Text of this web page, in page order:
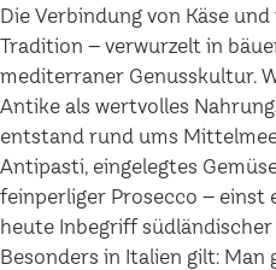
Die Verbindung von Käse
Tradition – verwurzelt in
mediterraner Genusskultur.
Antike als wertvolles
entstand rund ums
Antipasti, eingelegtes
feinperliger Prosecco – einst
heute Inbegriff
Besonders in Italien gilt: Man